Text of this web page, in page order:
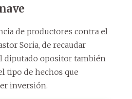
de productores contra el
Soria, de recaudar
diputado opositor también
tipo de hechos que
inversión.